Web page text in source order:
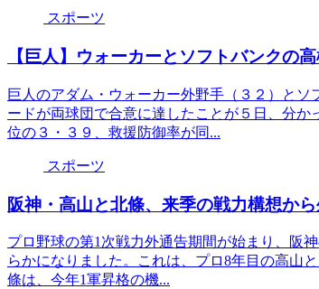
スポーツ
【巨人】ウォーカーとソフトバンクの
巨人のアダム・ウォーカー外野手（３２）と
ードが両球団で合意に達したことが５日、分
位の３・３９、救援防御率が同...
スポーツ
阪神・高山と北條、来季の戦力構想か
プロ野球の第1次戦力外通告期間が始まり、阪
らかになりました。これは、プロ8年目の高山
條は、今年1軍昇格の機...